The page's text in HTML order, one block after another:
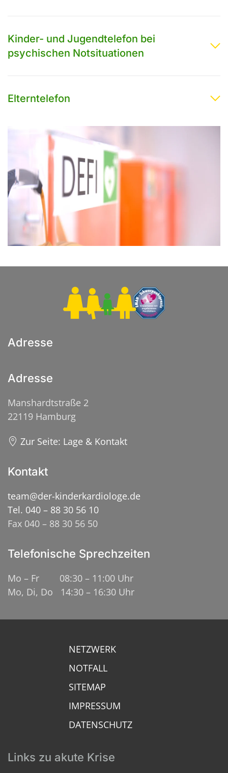
Kinder- und Jugendtelefon bei
psychischen Notsituationen
Elterntelefon
Adresse
Adresse
Manshardtstraße 2
22119 Hamburg
Zur Seite: Lage & Kontakt
Kontakt
team@der-kinderkardiologe.de
Tel. 040 – 88 30 56 10
Fax 040 – 88 30 56 50
Telefonische Sprechzeiten
Mo – Fr 08:30 – 11:00 Uhr
Mo, Di, Do 14:30 – 16:30 Uhr
NETZWERK
NOTFALL
SITEMAP
IMPRESSUM
DATENSCHUTZ
Links zu akute Krise